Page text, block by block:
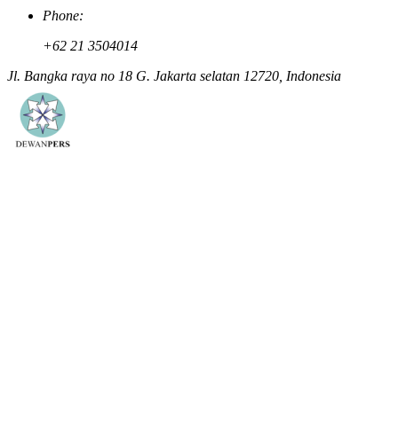
Phone:
+62 21 3504014
Jl. Bangka raya no 18 G. Jakarta selatan 12720, Indonesia